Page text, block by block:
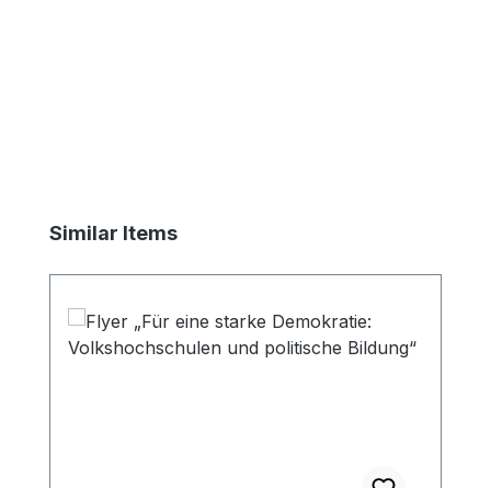
Produktgalerie überspringen
Similar Items